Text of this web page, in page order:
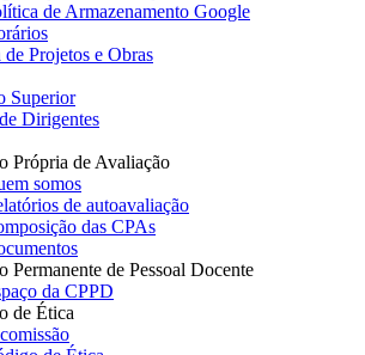
de Armazenamento Google
Projetos e Obras
Superior
Dirigentes
Própria de Avaliação
somos
de autoavaliação
das CPAs
Permanente de Pessoal Docente
da CPPD
de Ética